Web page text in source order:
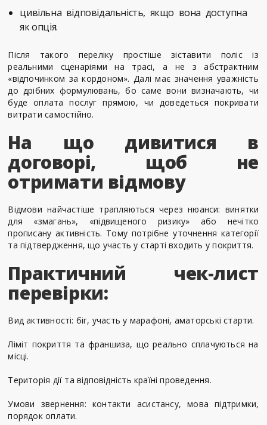
цивільна відповідальність, якщо вона доступна
як опція.
Після такого переліку простіше зіставити поліс із
реальними сценаріями на трасі, а не з абстрактним
«відпочинком за кордоном». Далі має значення уважність
до дрібних формулювань, бо саме вони визначають, чи
буде оплата послуг прямою, чи доведеться покривати
витрати самостійно.
На що дивитися в
договорі, щоб не
отримати відмову
Відмови найчастіше трапляються через нюанси: винятки
для «змагань», «підвищеного ризику» або нечітко
прописану активність. Тому потрібне уточнення категорії
та підтвердження, що участь у старті входить у покриття.
Практичний чек-лист
перевірки:
Вид активності: біг, участь у марафоні, аматорські старти.
Ліміт покриття та франшиза, що реально сплачуються на
місці.
Територія дії та відповідність країні проведення.
Умови звернення: контакти асистансу, мова підтримки,
порядок оплати.